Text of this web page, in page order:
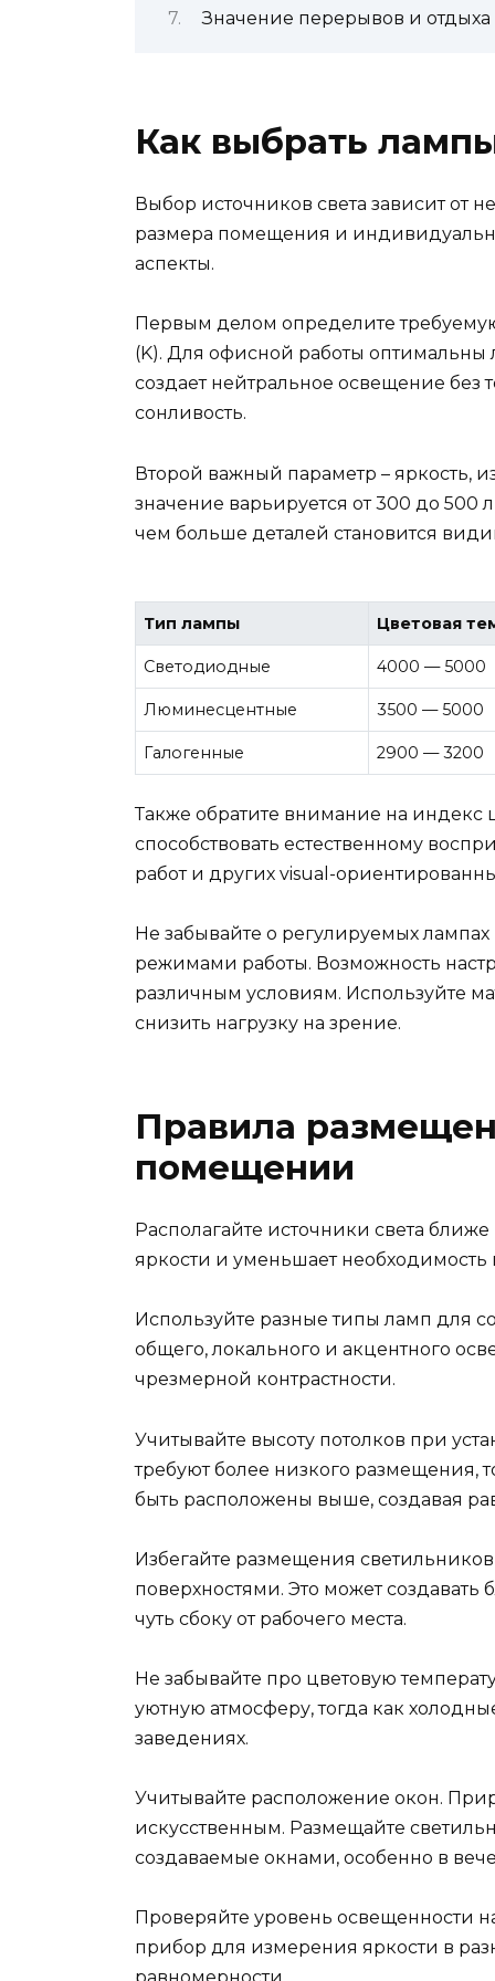
Значение перерывов и
Как выбрать
Выбор источников света зависит от
размера помещения и
аспекты.
Первым делом определите
(K). Для офисной работы оптимальны
создает нейтральное освещение без
сонливость.
Второй важный параметр – яркость,
значение варьируется от 300 до
чем больше деталей становится
Тип лампы Цветовая
Светодиодные 4000 — 5000
Люминесцентные 3500 — 5000
Галогенные 2900 — 3200
Также обратите внимание на индекс
способствовать естественному
работ и других visual-
Не забывайте о регулируемых
режимами работы. Возможность
различным условиям. Используйте
снизить нагрузку на зрение.
Правила
помещении
Располагайте источники света
яркости и уменьшает необходимость
Используйте разные типы ламп для
общего, локального и акцентного
чрезмерной контрастности.
Учитывайте высоту потолков при
требуют более низкого размещения,
быть расположены выше, создавая
Избегайте размещения
поверхностями. Это может
чуть сбоку от рабочего места.
Не забывайте про цветовую
уютную атмосферу, тогда как
заведениях.
Учитывайте расположение окон.
искусственным. Размещайте
создаваемые окнами, особенно в
Проверяйте уровень освещенности
прибор для измерения яркости в